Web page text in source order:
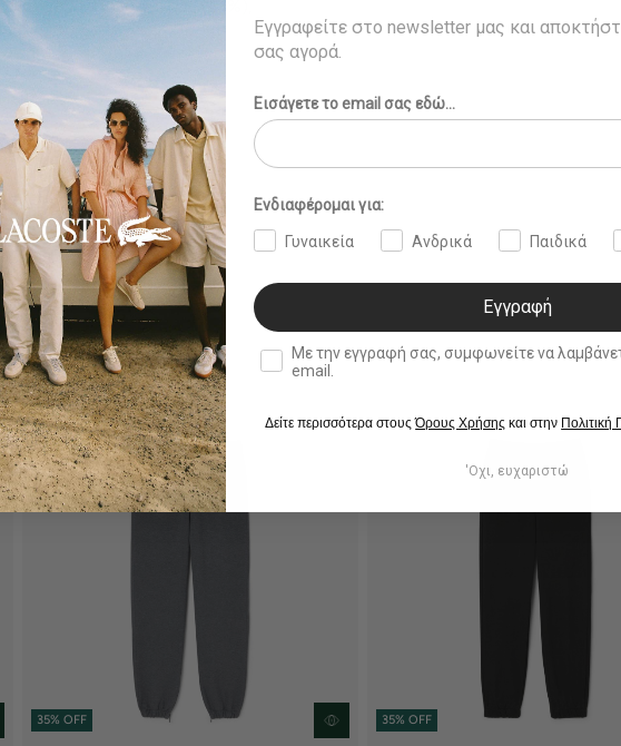
(52%), Πολυεστέρας (41%),
(100%)
35% OFF 35% OFF
Εγγραφείτε στο newsletter μας και
σας αγορά.
Εισάγετε το email σας εδώ...
Ενδιαφέρομαι για:
Γυναικεία Ανδρικά Παιδικά
Εγγραφή
double opt in
Με την εγγραφή σας, συμφωνείτε να λαμβάνετε
email.
Δείτε περισσότερα στουςΌρους Χρήσης και στην
'Οχι, ευχαριστώ